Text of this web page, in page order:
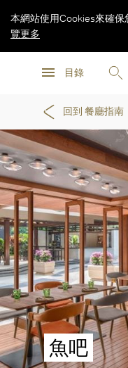
目錄
本網站使用Cookies來確保
覽更多
回到 餐廳指南
魚吧